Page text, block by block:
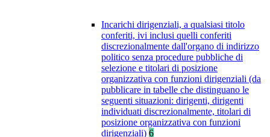
Incarichi dirigenziali, a qualsiasi titolo
conferiti, ivi inclusi quelli conferiti
discrezionalmente dall'organo di indirizzo
politico senza procedure pubbliche di
selezione e titolari di posizione
organizzativa con funzioni dirigenziali (da
pubblicare in tabelle che distinguano le
seguenti situazioni: dirigenti, dirigenti
individuati discrezionalmente, titolari di
posizione organizzativa con funzioni
dirigenziali) 6